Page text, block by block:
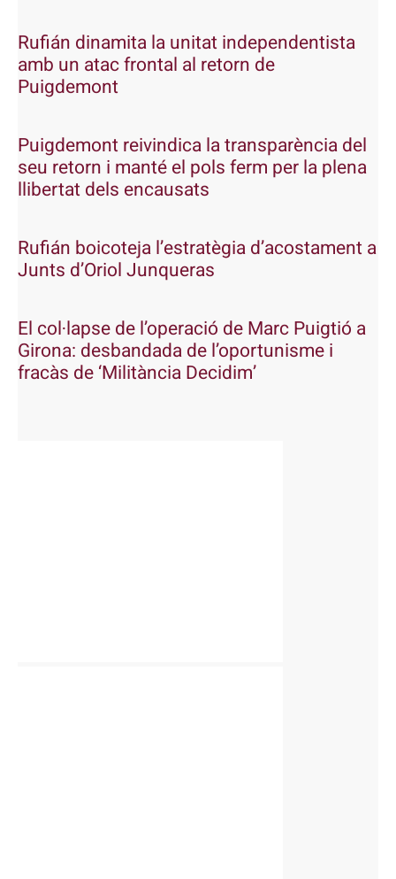
Rufián dinamita la unitat independentista
amb un atac frontal al retorn de
Puigdemont
Puigdemont reivindica la transparència del
seu retorn i manté el pols ferm per la plena
llibertat dels encausats
Rufián boicoteja l’estratègia d’acostament a
Junts d’Oriol Junqueras
El col·lapse de l’operació de Marc Puigtió a
Girona: desbandada de l’oportunisme i
fracàs de ‘Militància Decidim’